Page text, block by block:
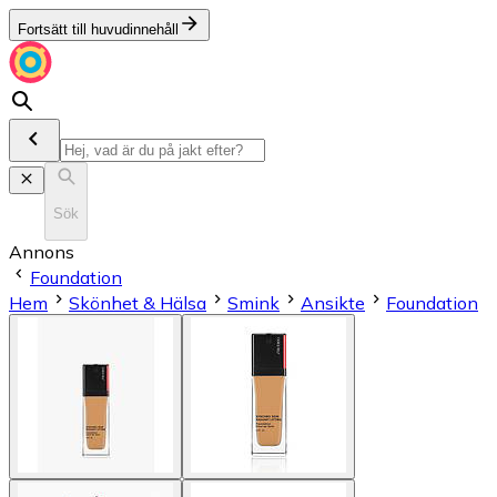
Fortsätt till huvudinnehåll
Sök
Annons
Foundation
Hem
Skönhet & Hälsa Smink Ansikte Foundation